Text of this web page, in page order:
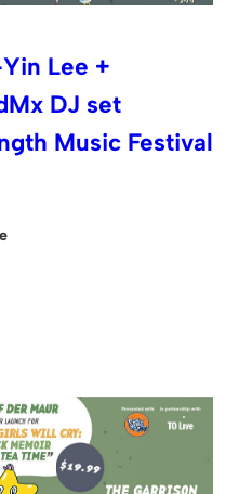
Lee +
DJ set
Music Festival